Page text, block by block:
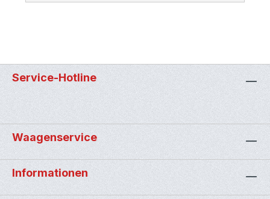
Service-Hotline
Waagenservice
Informationen